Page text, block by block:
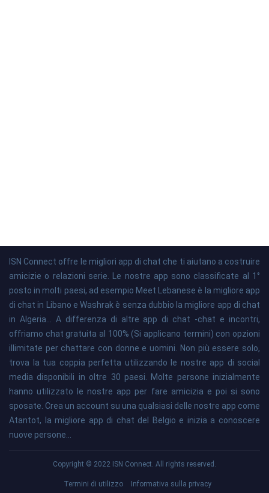
ISN Connect offre le migliori app di chat che ti aiutano a costruire
amicizie o relazioni serie. Le nostre app sono classificate al 1°
posto in molti paesi, ad esempio Meet Lebanese è la migliore app
di chat in Libano e Washrak è senza dubbio la migliore app di chat
in Algeria... A differenza di altre app di chat -chat e incontri,
offriamo chat gratuita al 100% (Si applicano termini) con opzioni
illimitate per chattare con donne e uomini. Non più essere solo,
trova la tua coppia perfetta utilizzando le nostre app di social
media disponibili in oltre 30 paesi. Molte persone inizialmente
hanno utilizzato le nostre app per fare amicizia e poi si sono
sposate. Crea un account su una qualsiasi delle nostre app come
Atantot, la migliore app di chat del Belgio e inizia a conoscere
nuove persone...
Copyright © 2022 ISN Connect. All rights reserved.
Termini di utilizzo Informativa sulla privacy